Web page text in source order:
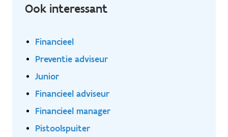
Ook interessant
Financieel
Preventie adviseur
Junior
Financieel adviseur
Financieel manager
Pistoolspuiter